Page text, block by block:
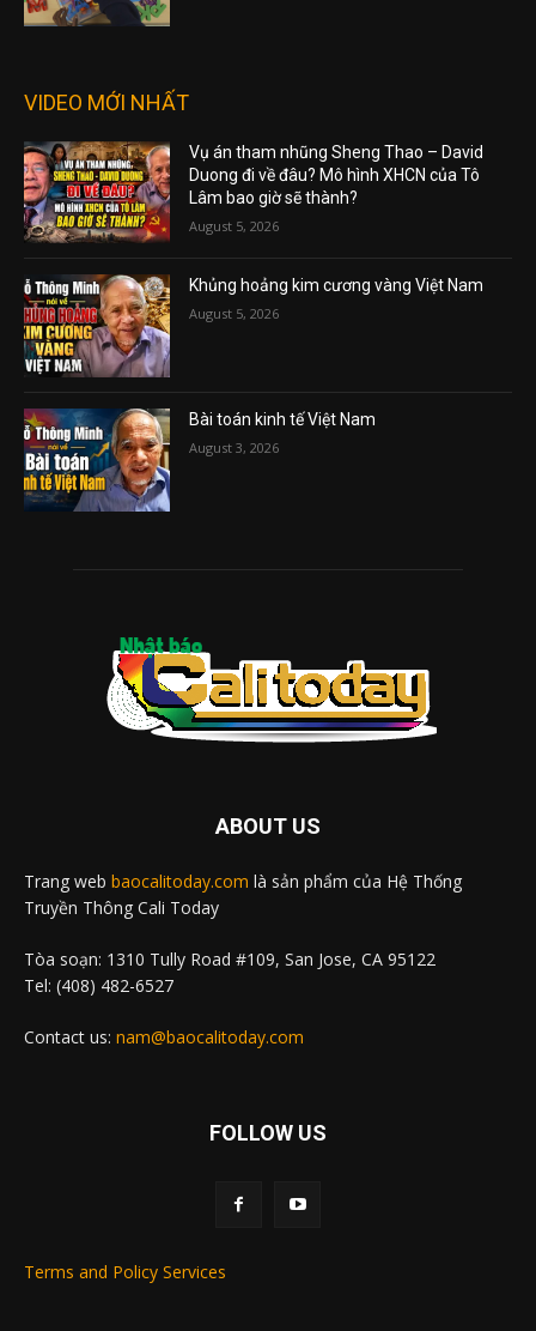
VIDEO MỚI NHẤT
Vụ án tham nhũng Sheng Thao – David
Duong đi về đâu? Mô hình XHCN của Tô
Lâm bao giờ sẽ thành?
August 5, 2026
Khủng hoảng kim cương vàng Việt Nam
August 5, 2026
Bài toán kinh tế Việt Nam
August 3, 2026
ABOUT US
Trang web baocalitoday.com là sản phẩm của Hệ Thống
Truyền Thông Cali Today
Tòa soạn: 1310 Tully Road #109, San Jose, CA 95122
Tel: (408) 482-6527
Contact us: nam@baocalitoday.com
FOLLOW US
Terms and Policy Services